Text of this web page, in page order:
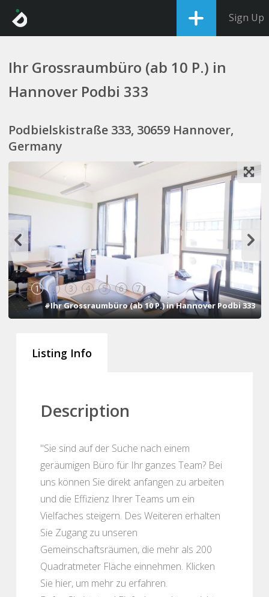
Sign Up
Ihr Grossraumbüro (ab 10 P.) in
Hannover Podbi 333
Podbielskistraße 333, 30659 Hannover,
Germany
1 2 3 4 5 6 7
#Ihr Grossraumbüro (ab 10 P.) in Hannover Podbi 333
Listing Info
Description
"Sie sind auf der Suche nach einem
geräumigen Büro für Ihr ganzes Team? Bei
uns können Sie direkt anfangen zu arbeiten
und die Effizienz Ihrer Teams um ein
Vielfaches steigern. Des Weiteren erhalten
Sie Zugang zu unseren
Gemeinschaftsräumen, die mehr als 200
Quadratmeter Fläche einnehmen. Klicken
Sie hier, um mehr zu erfahren.